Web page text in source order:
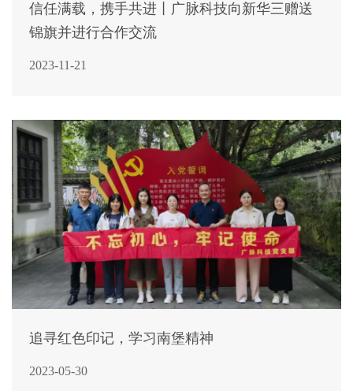
信任满载，携手共进丨广脉科技向新华三赠送
锦旗并进行合作交流
2023-11-21
追寻红色印记，学习南堡精神
2023-05-30